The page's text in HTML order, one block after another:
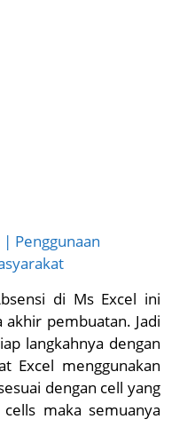
Penggunaan
di Ms Excel ini
akhir pembuatan. Jadi
langkahnya dengan
Excel menggunakan
dengan cell yang
maka semuanya